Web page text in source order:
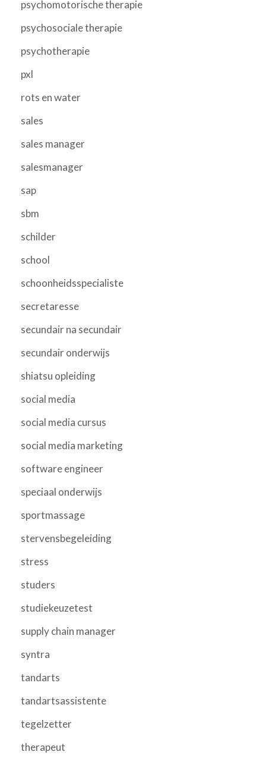
psychomotorische therapie
psychosociale therapie
psychotherapie
pxl
rots en water
sales
sales manager
salesmanager
sap
sbm
schilder
school
schoonheidsspecialiste
secretaresse
secundair na secundair
secundair onderwijs
shiatsu opleiding
social media
social media cursus
social media marketing
software engineer
speciaal onderwijs
sportmassage
stervensbegeleiding
stress
studers
studiekeuzetest
supply chain manager
syntra
tandarts
tandartsassistente
tegelzetter
therapeut